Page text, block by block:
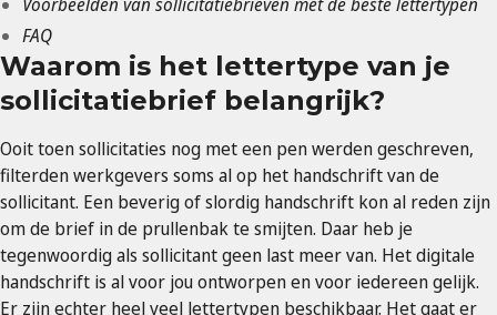
FAQ
Waarom is het lettertype van je
sollicitatiebrief belangrijk?
Ooit toen sollicitaties nog met een pen werden geschreven,
filterden werkgevers soms al op het handschrift van de
sollicitant. Een beverig of slordig handschrift kon al reden zijn
om de brief in de prullenbak te smijten. Daar heb je
tegenwoordig als sollicitant geen last meer van. Het digitale
handschrift is al voor jou ontworpen en voor iedereen gelijk.
Er zijn echter heel veel lettertypen beschikbaar. Het gaat er